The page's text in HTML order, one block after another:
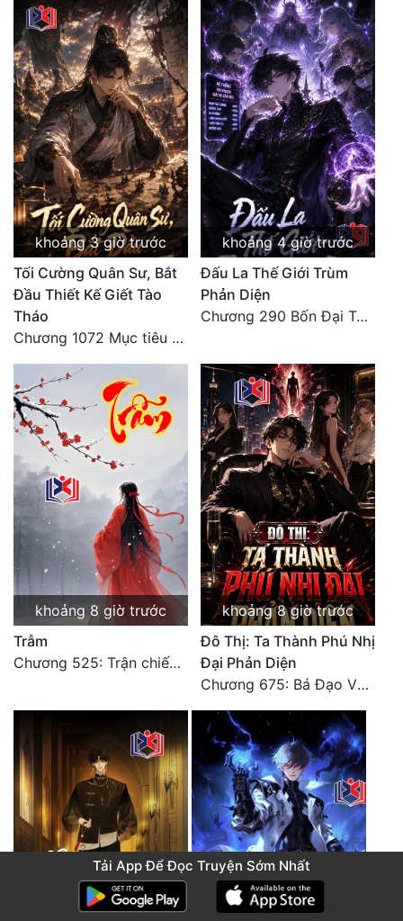
khoảng 3 giờ trước
Tối Cường Quân Sư, Bắt
Đầu Thiết Kế Giết Tào
Tháo
Chương 1072 Mục tiêu của chúng ta là biển sao trời (2/2)
khoảng 4 giờ trước
Đấu La Thế Giới Trùm
Phản Diện
Chương 290 Bốn Đại Tông Môn Đơn Thuộc Tính Vô Cùng Thê Lương
khoảng 8 giờ trước
Trẫm
Chương 525: Trận chiến tấn công phòng thủ Macao (2)
khoảng 8 giờ trước
Đô Thị: Ta Thành Phú Nhị
Đại Phản Diện
Chương 675: Bá Đạo Vương Gia
Tải App Để Đọc Truyện Sớm Nhất